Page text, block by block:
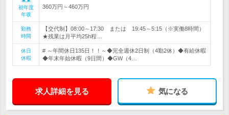
初年度
年収
360万円～460万円
勤務
時間
【交代制】08:00～17:30 または 19:45～5:15（※実働8時間）
★残業は月平均25h程…
休日
休暇
# ～年間休日135日！！～◆完全週休2日制（4勤2休）◆有給休暇
◆年末年始休暇（9日間）◆GW（4…
求人詳細を見る 気になる